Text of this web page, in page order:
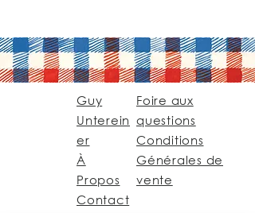
Guy
Unterein
er
À
Propos
Contact
Foire aux
questions
Conditions
Générales de
vente